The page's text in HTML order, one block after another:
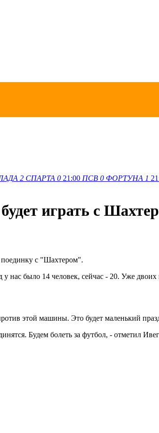
2 СПАРТА 0 21:00 ПСВ 0 ФОРТУНА 1
играть с
поединку с "Шахтером".
было 14 человек, сейчас - 20. Уже
этой машины. Это будет маленький
Будем болеть за футбол, - отметил